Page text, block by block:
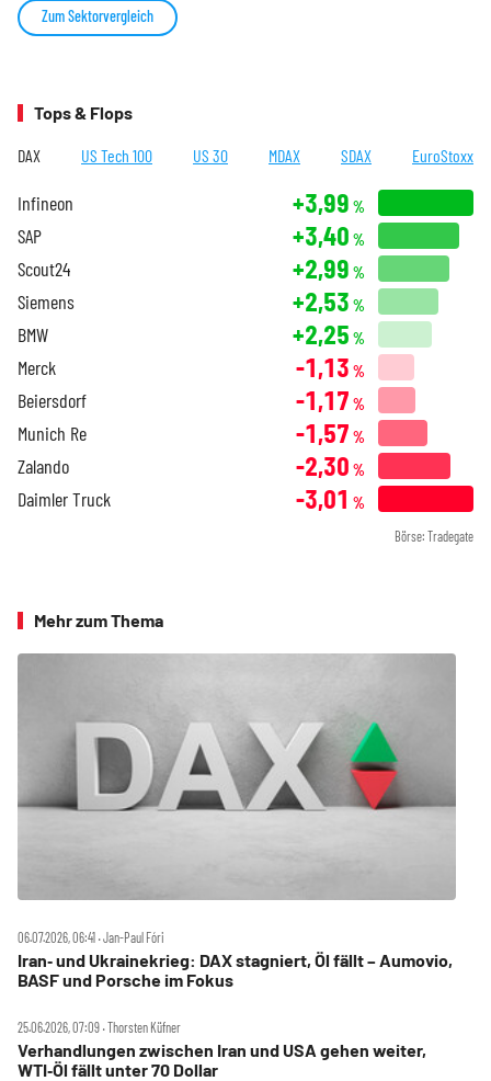
Zum Sektorvergleich
Tops & Flops
DAX US Tech 100 US 30 MDAX SDAX EuroStoxx
Infineon +3,99 %
SAP +3,40 %
Scout24 +2,99 %
Siemens +2,53 %
BMW +2,25 %
Merck -1,13 %
Beiersdorf -1,17 %
Munich Re -1,57 %
Zalando -2,30 %
Daimler Truck -3,01 %
Börse: Tradegate
Mehr zum Thema
06.07.2026, 06:41 ‧ Jan-Paul Fóri
Iran‑ und Ukrainekrieg: DAX stagniert, Öl fällt – Aumovio,
BASF und Porsche im Fokus
25.06.2026, 07:09 ‧ Thorsten Küfner
Verhandlungen zwischen Iran und USA gehen weiter,
WTI‑Öl fällt unter 70 Dollar